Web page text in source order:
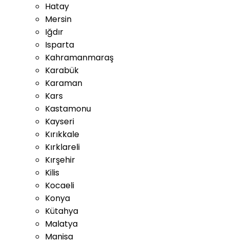
Hatay
Mersin
Iğdır
Isparta
Kahramanmaraş
Karabük
Karaman
Kars
Kastamonu
Kayseri
Kırıkkale
Kırklareli
Kırşehir
Kilis
Kocaeli
Konya
Kütahya
Malatya
Manisa